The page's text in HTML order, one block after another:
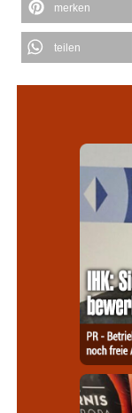
merken
teilen